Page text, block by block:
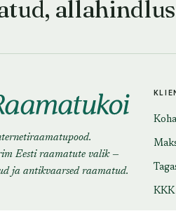
Eesti raamatute valik —
ja antikvaarsed raamatud.
KKK